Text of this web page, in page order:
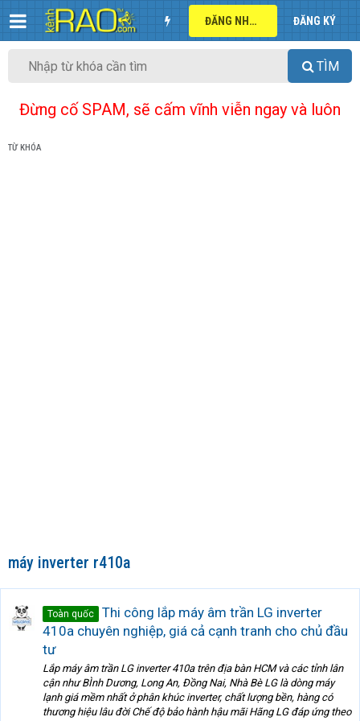
ĐĂNG NHẬP ĐĂNG KÝ
TÌM
Đừng cố SPAM, sẽ cấm vĩnh viễn ngay và luôn
TỪ KHÓA
máy inverter r410a
Toàn quốc
Thi công lắp máy âm trần LG inverter
410a chuyên nghiệp, giá cả cạnh tranh cho chủ đầu
tư
Lắp máy âm trần LG inverter 410a trên địa bàn HCM và các tỉnh lân
cận như BÌnh Dương, Long An, Đồng Nai, Nhà Bè LG là dòng máy
lạnh giá mềm nhất ở phân khúc inverter, chất lượng bền, hàng có
thương hiệu lâu đời Chế độ bảo hành hậu mãi Hãng LG đáp ứng theo